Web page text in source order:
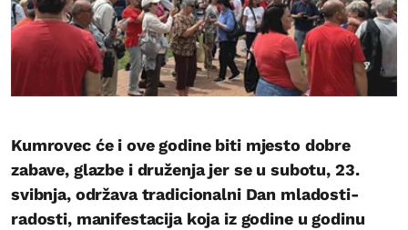
Kumrovec će i ove godine biti mjesto dobre
zabave, glazbe i druženja jer se u subotu, 23.
svibnja, održava tradicionalni Dan mladosti-
radosti, manifestacija koja iz godine u godinu